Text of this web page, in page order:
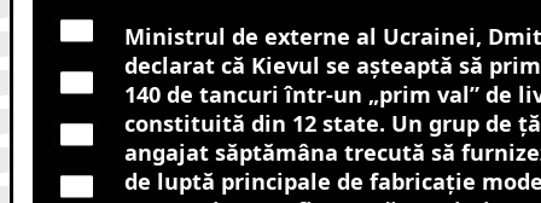
Ministrul de externe al Ucrainei,
declarat că Kievul se așteaptă să
140 de tancuri într-un „prim val” de
constituită din 12 state. Un grup de
angajat săptămâna trecută să
de luptă principale de fabricație